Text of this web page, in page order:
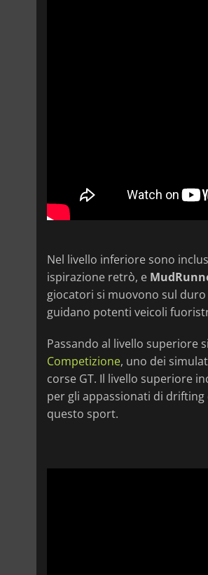
Nel livello inferiore sono
ispirazione retrò, e
giocatori si muovono sul
guidano potenti veicoli
Passando al livello superiore
Competizione, uno dei
corse GT. Il livello superiore
per gli appassionati di
questo sport.